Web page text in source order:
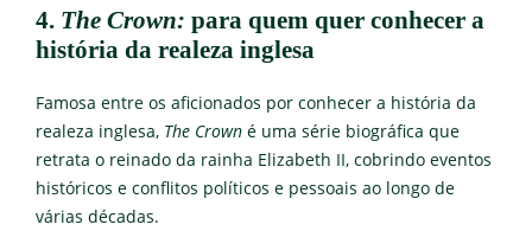
4. The Crown: para quem quer conhecer a
história da realeza inglesa
Famosa entre os aficionados por conhecer a história da
realeza inglesa, The Crown é uma série biográfica que
retrata o reinado da rainha Elizabeth II, cobrindo eventos
históricos e conflitos políticos e pessoais ao longo de
várias décadas.